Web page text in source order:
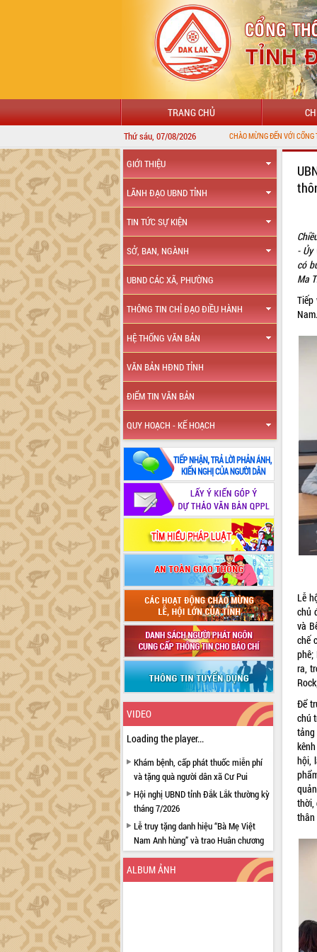
TRANG CHỦ
Thứ sáu, 07/08/2026
GIỚI THIỆU
LÃNH ĐẠO UBND TỈNH
TIN TỨC SỰ KIỆN
SỞ, BAN, NGÀNH
UBND CÁC XÃ, PHƯỜNG
THÔNG TIN CHỈ ĐẠO ĐIỀU HÀNH
HỆ THỐNG VĂN BẢN
VĂN BẢN HĐND TỈNH
ĐIỂM TIN VĂN BẢN
QUY HOẠCH - KẾ HOẠCH
VIDEO
Loading the player...
Khám bệnh, cấp phát thuốc miễn phí
và tặng quà người dân xã Cư Pui
Hội nghị UBND tỉnh Đắk Lắk thường kỳ
tháng 7/2026
Lễ truy tặng danh hiệu “Bà Mẹ Việt
Nam Anh hùng” và trao Huân chương
Lao động
UBND tỉnh Đắk Lắk triển khai nhiệm
vụ 6 tháng cuối năm 2026
ALBUM ẢNH
- Ủy
có
Ma
Tiếp
Nam.
Lễ
chủ
và
chế
ra,
Để
chú
hội,
thời,
thân